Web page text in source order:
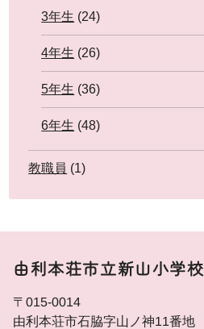
3年生 (24)
4年生 (26)
5年生 (36)
6年生 (48)
教職員 (1)
由利本荘市立新山小学校
〒015-0014
由利本荘市石脇字山ノ神11番地